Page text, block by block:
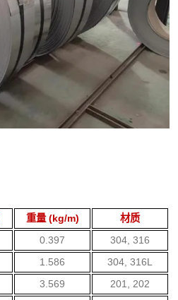
重量 (kg/m)
材质
0.397
304, 316
1.586
304, 316L
3.569 201, 202